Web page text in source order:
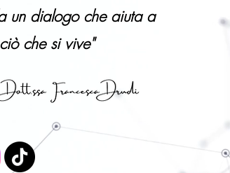
un dialogo che aiuta a
che si vive"